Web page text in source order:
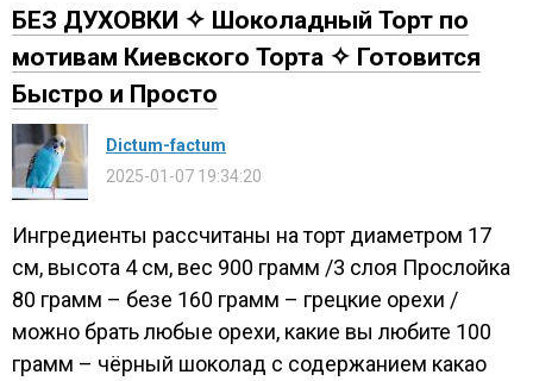
БЕЗ ДУХОВКИ ✧ Шоколадный Торт по
мотивам Киевского Торта ✧ Готовится
Быстро и Просто
Dictum-factum
2025-01-07 19:34:20
Ингредиенты рассчитаны на торт диаметром 17
см, высота 4 см, вес 900 грамм /3 слоя Прослойка
80 грамм – безе 160 грамм – грецкие орехи /
можно брать любые орехи, какие вы любите 100
грамм – чёрный шоколад с содержанием какао